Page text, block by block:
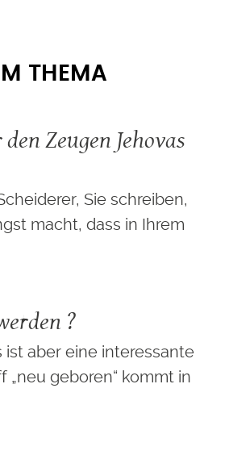
THEMA
Zeugen Jehovas
Sie schreiben,
macht, dass in Ihrem
?
ist aber eine interessante
„neu geboren“ kommt in